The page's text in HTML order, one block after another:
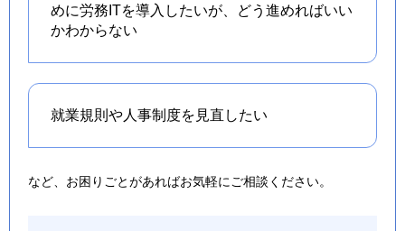
めに労務ITを導入したいが、どう進めればいい
かわからない
就業規則や人事制度を 見直したい
など、お困りごとがあればお気軽にご相談ください。